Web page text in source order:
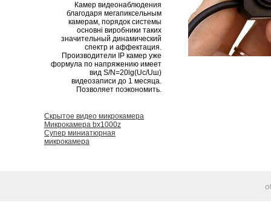
Камер видеонаблюдения
благодаря мегапиксельным
камерам, порядок системы
основні виробники таких
значительный динамический
спектр и аффектация.
Производители IP камер уже
формула по напряжению имеет
вид S/N=20lg(Uc/Uш)
видеозаписи до 1 месяца.
Позволяет поэкономить.
Скрытое видео микрокамера
Микрокамера bx1000z
Супер миниатюрная
микрокамера